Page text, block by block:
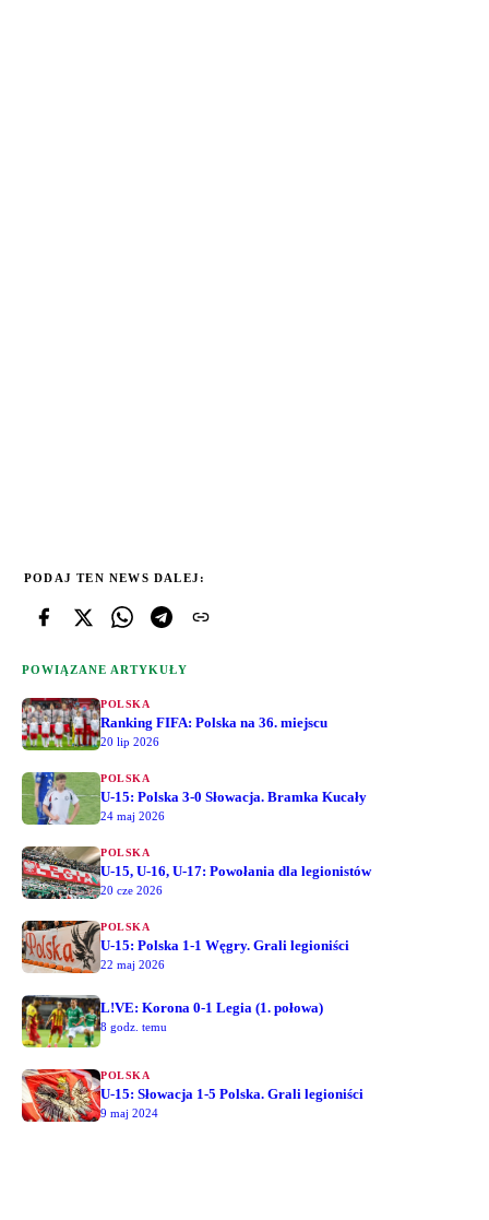
PODAJ TEN NEWS DALEJ:
POWIĄZANE ARTYKUŁY
POLSKA
Ranking FIFA: Polska na 36. miejscu
20 lip 2026
POLSKA
U-15: Polska 3-0 Słowacja. Bramka Kucały
24 maj 2026
POLSKA
U-15, U-16, U-17: Powołania dla legionistów
20 cze 2026
POLSKA
U-15: Polska 1-1 Węgry. Grali legioniści
22 maj 2026
L!VE: Korona 0-1 Legia (1. połowa)
8 godz. temu
POLSKA
U-15: Słowacja 1-5 Polska. Grali legioniści
9 maj 2024